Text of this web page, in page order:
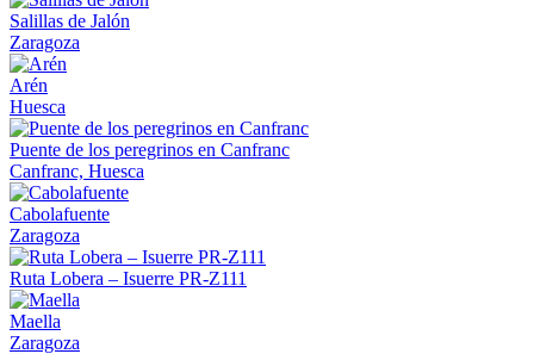
Salillas de Jalón
Zaragoza
Arén
Huesca
Puente de los peregrinos en Canfranc
Canfranc, Huesca
Cabolafuente
Zaragoza
Ruta Lobera – Isuerre PR-Z111
Maella
Zaragoza